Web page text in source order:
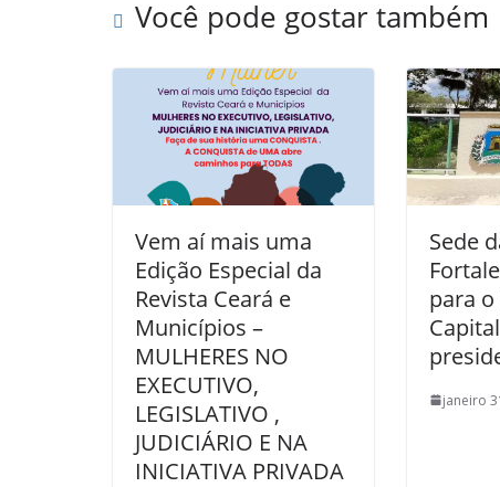
Você pode gostar também
Vem aí mais uma
Edição Especial da
Revista Ceará e
Municípios –
MULHERES NO
EXECUTIVO,
LEGISLATIVO ,
JUDICIÁRIO E NA
INICIATIVA PRIVADA
Sede
para
janeiro